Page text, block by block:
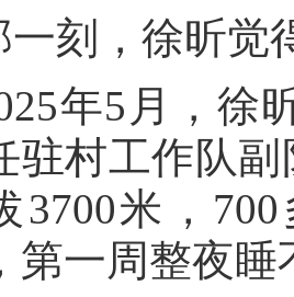
一刻，徐昕觉
年5月，徐
驻村工作队
3700米，
第一周整夜